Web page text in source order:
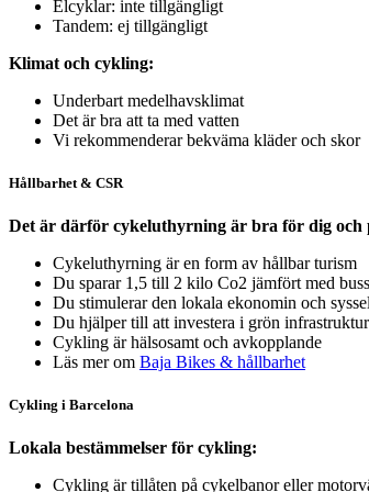
Elcyklar: inte tillgängligt
Tandem: ej tillgängligt
Klimat och cykling:
Underbart medelhavsklimat
Det är bra att ta med vatten
Vi rekommenderar bekväma kläder och skor
Hållbarhet & CSR
Det är därför cykeluthyrning är bra för dig och
Cykeluthyrning är en form av hållbar turism
Du sparar 1,5 till 2 kilo Co2 jämfört med
Du stimulerar den lokala ekonomin och
Du hjälper till att investera i grön
Cykling är hälsosamt och avkopplande
Läs mer om Baja Bikes & hållbarhet
Cykling i Barcelona
Lokala bestämmelser för cykling:
Cykling är tillåten på cykelbanor eller